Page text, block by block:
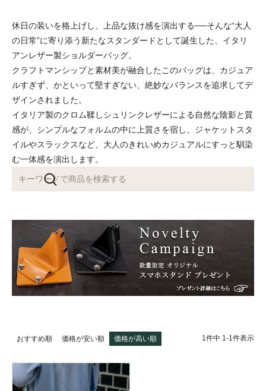
休日の装いを格上げし、上品な抜け感を演出する──そんな“大人
の日常”に寄り添う新たなスタンダードとして誕生した、イタリ
アンレザー製ショルダーバッグ。
クラフトマンシップと素材美が融合したこのバッグは、カジュア
ルすぎず、かといって堅すぎない、絶妙なバランスを追求してデ
ザインされました。
イタリア製のクロム鞣しシュリンクレザーによる自然な陰影と質
感が、シンプルなフォルムの中に上質さを宿し、ジャケットスタ
イルやスラックスなど、大人のきれいめカジュアルにすっと馴染
む一体感を演出します。
おすすめ順 価格が安い順 価格が高い順 1件中 1-1件表示